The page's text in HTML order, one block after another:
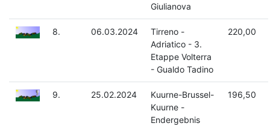
Giulianova
8. 06.03.2024
Tirreno -
Adriatico - 3.
Etappe Volterra
- Gualdo Tadino
220,00
9. 25.02.2024
Kuurne-Brussel-
Kuurne -
Endergebnis
196,50